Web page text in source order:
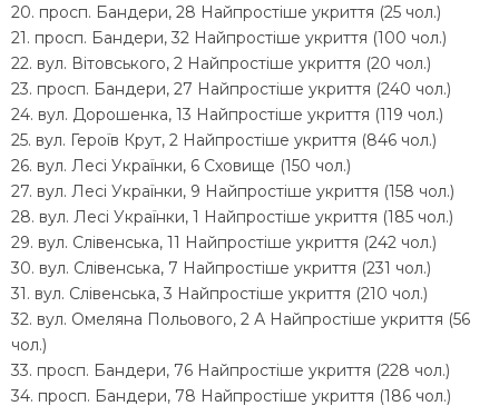
20. просп. Бандери, 28 Найпростіше укриття (25 чол.)
21. просп. Бандери, 32 Найпростіше укриття (100 чол.)
22. вул. Вітовського, 2 Найпростіше укриття (20 чол.)
23. просп. Бандери, 27 Найпростіше укриття (240 чол.)
24. вул. Дорошенка, 13 Найпростіше укриття (119 чол.)
25. вул. Героїв Крут, 2 Найпростіше укриття (846 чол.)
26. вул. Лесі Українки, 6 Сховище (150 чол.)
27. вул. Лесі Українки, 9 Найпростіше укриття (158 чол.)
28. вул. Лесі Українки, 1 Найпростіше укриття (185 чол.)
29. вул. Слівенська, 11 Найпростіше укриття (242 чол.)
30. вул. Слівенська, 7 Найпростіше укриття (231 чол.)
31. вул. Слівенська, 3 Найпростіше укриття (210 чол.)
32. вул. Омеляна Польового, 2 А Найпростіше укриття (56
чол.)
33. просп. Бандери, 76 Найпростіше укриття (228 чол.)
34. просп. Бандери, 78 Найпростіше укриття (186 чол.)